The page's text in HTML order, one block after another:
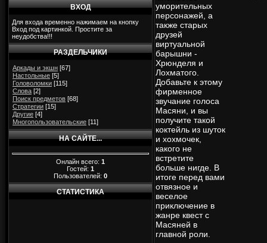
ВХОД
Для входа временно нажимаем на кнопку
Вход под картинкой. Простите за
неудобства!!!
РАЗДЕЛЬЧИКИ
Аркады и экшн [67]
Настольные [5]
Головоломки [115]
Слова [2]
Поиск предметов [68]
Стратегии [15]
Другие [4]
Многопользовательские [11]
НА САЙТЕ...
Онлайн всего: 1
Гостей: 1
Пользователей: 0
СТАТИСТИКА
уморительных
персонажей, а
также старых
друзей
виртуальной
барышни -
Хрюнделя и
Лохматого.
Добавьте к этому
фирменное
звучание голоса
Масяни, и вы
получите такой
коктейль из шуток
и хохмочек,
какого не
встретите
больше нигде. В
итоге перед вами
отвязное и
веселое
приключение в
жанре квест с
Масяней в
главной роли.